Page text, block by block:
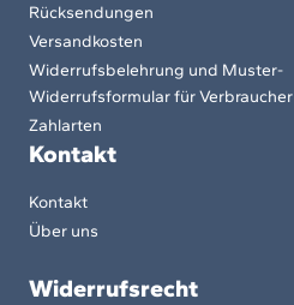
Rücksendungen
Versandkosten
Widerrufsbelehrung und Muster-
Widerrufsformular für Verbraucher
Zahlarten
Kontakt
Kontakt
Über uns
Widerrufsrecht